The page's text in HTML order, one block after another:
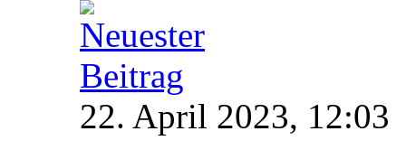
22. April 2023, 12:03